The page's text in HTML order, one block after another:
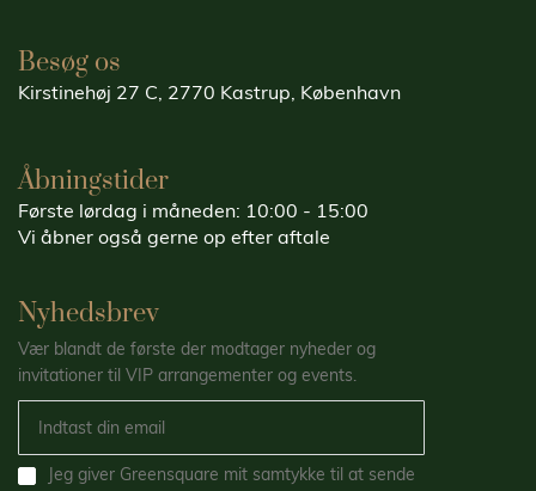
Besøg os
Kirstinehøj 27 C, 2770 Kastrup, København
Åbningstider
Første lørdag i måneden: 10:00 - 15:00
Vi åbner også gerne op efter aftale
Nyhedsbrev
Vær blandt de første der modtager nyheder og
invitationer til VIP arrangementer og events.
Jeg giver Greensquare mit samtykke til at sende